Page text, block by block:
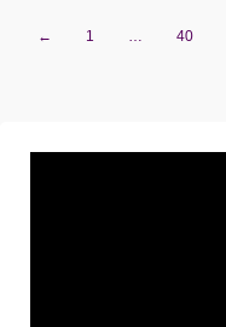
← 1 40